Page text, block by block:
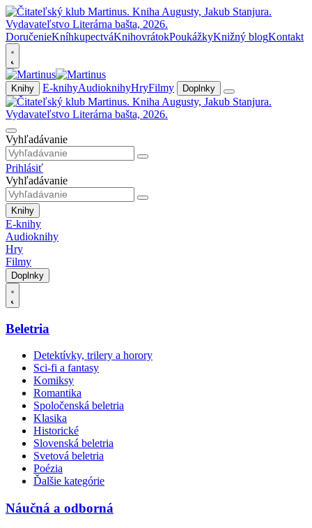
DoručenieKníhkupectváKnihovrátokPoukážkyKnižný blogKontakt
Knihy E-knihyAudioknihyHryFilmy Doplnky
Vyhľadávanie
Prihlásiť
Vyhľadávanie
Knihy
E-knihy
Audioknihy
Hry
Filmy
Doplnky
Beletria
Detektívky, trilery a horory
Sci-fi a fantasy
Komiksy
Romantika
Spoločenská beletria
Klasika
Historické
Slovenská beletria
Svetová beletria
Poézia
Ďalšie kategórie
Náučná a odborná